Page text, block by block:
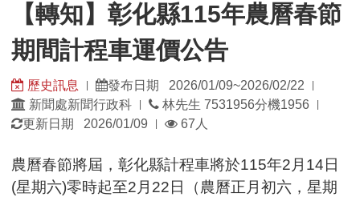
【轉知】彰化縣115年農曆春節
期間計程車運價公告
歷史訊息 | 發布日期 2026/01/09~2026/02/22 |
發
佈
位：
新聞處新聞行政科 |
發
佈
期：
林先生 7531956分機1956 |
更新日期 2026/01/09 |
瀏
人
數：
67人
農曆春節將屆，彰化縣計程車將於115年2月14日
(星期六)零時起至2月22日（農曆正月初六，星期